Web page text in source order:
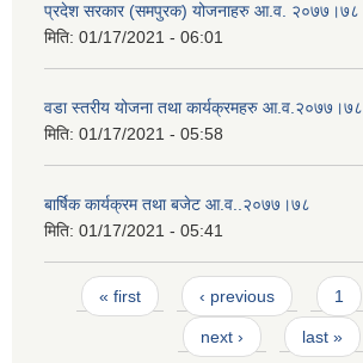
प्रदेश सरकार (समपुरक) योजनाहरु आ.व. २०७७।७८
मिति: 01/17/2021 - 06:01
वडा स्तरीय योजना तथा कार्यक्रमहरु आ.व.२०७७।७८
मिति: 01/17/2021 - 05:58
बार्षिक कार्यक्रम तथा बजेट आ.व..२०७७।७८
मिति: 01/17/2021 - 05:41
Pages
« first ‹ previous 1
next › last »